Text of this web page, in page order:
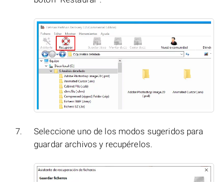
Seleccione uno de los modos sugeridos para
guardar archivos y recupérelos.